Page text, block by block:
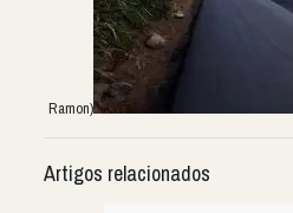
Ramon)
Artigos relacionados